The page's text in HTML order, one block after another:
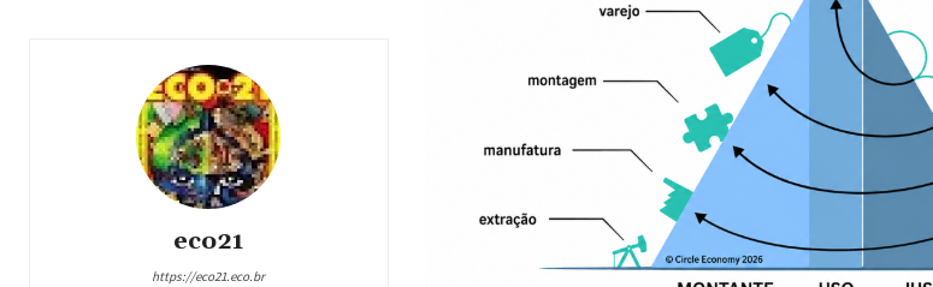
eco21
https://eco21.eco.br